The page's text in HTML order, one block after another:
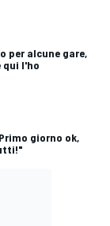
per alcune gare,
qui l'ho
giorno ok,